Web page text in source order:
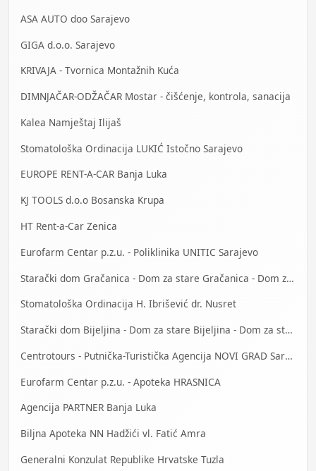
ASA AUTO doo Sarajevo
GIGA d.o.o. Sarajevo
KRIVAJA - Tvornica Montažnih Kuća
DIMNJAČAR-ODŽAČAR Mostar - čišćenje, kontrola, sanacija
Kalea Namještaj Ilijaš
Stomatološka Ordinacija LUKIĆ Istočno Sarajevo
EUROPE RENT-A-CAR Banja Luka
KJ TOOLS d.o.o Bosanska Krupa
HT Rent-a-Car Zenica
Eurofarm Centar p.z.u. - Poliklinika UNITIC Sarajevo
Starački dom Gračanica - Dom za stare Gračanica - Dom za stara lica Gračanica
Stomatološka Ordinacija H. Ibrišević dr. Nusret
Starački dom Bijeljina - Dom za stare Bijeljina - Dom za stara lica Bijeljina
Centrotours - Putnička-Turistička Agencija NOVI GRAD Sarajevo
Eurofarm Centar p.z.u. - Apoteka HRASNICA
Agencija PARTNER Banja Luka
Biljna Apoteka NN Hadžići vl. Fatić Amra
Generalni Konzulat Republike Hrvatske Tuzla